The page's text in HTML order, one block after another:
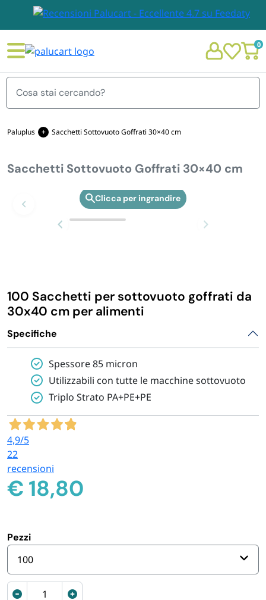
0
Menu
STOVIGLIE E TOVAGLIOLI
GIARDINO E ARREDO PER ESTERNO
CASA E PERSONA
PERSONA E MEDICALI
AVVOLGENTI E CONTENITORI ALIMENTARI
PET
PARTY
BIODEGRADABILE
Personalizzazione Monouso
Paluplus Sacchetti Sottovuoto Goffrati 30×40 cm
Sacchetti Sottovuoto Goffrati 30×40 cm
Zoom
100 Sacchetti per sottovuoto goffrati da
30x40 cm per alimenti
Specifiche
Spessore 85 micron
Utilizzabili con tutte le macchine sottovuoto
Triplo Strato PA+PE+PE
4,9/5
22
recensioni
€ 18,80
Pezzi
100
Sacchetti